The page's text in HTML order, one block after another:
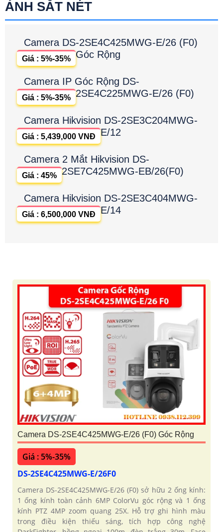
ẢNH SẮT NÉT
Camera DS-2SE4C425MWG-E/26 (F0)
Góc Rộng
Giá : 5%-35%
Camera IP Góc Rộng DS-
2SE4C225MWG-E/26 (F0)
Giá : 5%-35%
Camera Hikvision DS-2SE3C204MWG-
E/12
Giá : 5,439,000 VNĐ
Camera 2 Mắt Hikvision DS-
2SE7C425MWG-EB/26(F0)
Giá : 45%
Camera Hikvision DS-2SE3C404MWG-
E/14
Giá : 6,500,000 VNĐ
Camera DS-2SE4C425MWG-E/26 (F0) Góc Rộng
Giá : 5%-35%
DS-2SE4C425MWG-E/26F0
Camera DS-2SE4C425MWG-E/26 (F0) sở hữu 2 ống kính:
1 ống kính toàn cảnh 6MP ColorVu góc rộng và 1 ống
kính PTZ 4MP zoom quang 25X. Hỗ trợ ghi hình màu
trong điều kiện thiếu sáng, tích hợp công nghệ